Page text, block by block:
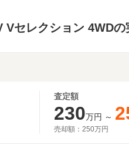
セレクション 4WDの
査定額
230万円 ～
売却額： 250万円